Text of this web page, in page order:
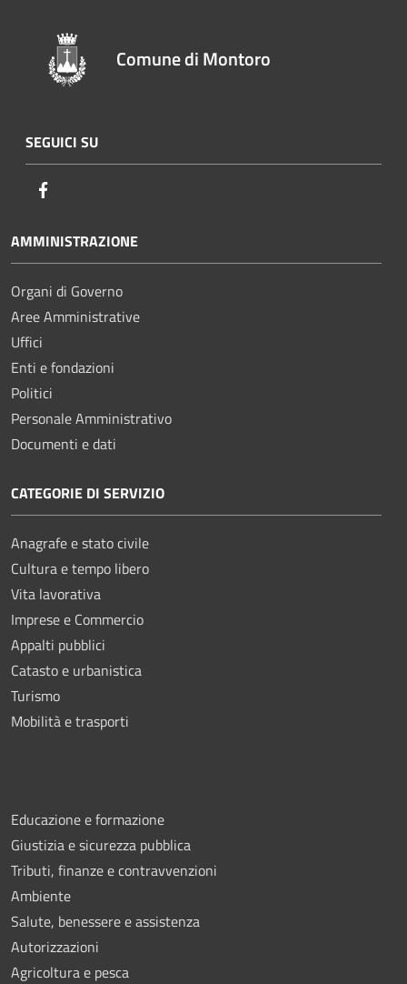
Comune di Montoro
SEGUICI SU
AMMINISTRAZIONE
Organi di Governo
Aree Amministrative
Uffici
Enti e fondazioni
Politici
Personale Amministrativo
Documenti e dati
CATEGORIE DI SERVIZIO
Anagrafe e stato civile
Cultura e tempo libero
Vita lavorativa
Imprese e Commercio
Appalti pubblici
Catasto e urbanistica
Turismo
Mobilità e trasporti
Educazione e formazione
Giustizia e sicurezza pubblica
Tributi, finanze e contravvenzioni
Ambiente
Salute, benessere e assistenza
Autorizzazioni
Agricoltura e pesca